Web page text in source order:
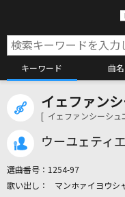
キーワード 曲名
イェファン
[ イェファンシーシュ
ウーユェティ
選曲番号： 1254-97
マンホァイヨウシ